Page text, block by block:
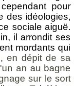
pour
des idéologies,
sociale aiguë.
il arrondit ses
mordants qui
en dépit de sa
an au bagne
sur le sort